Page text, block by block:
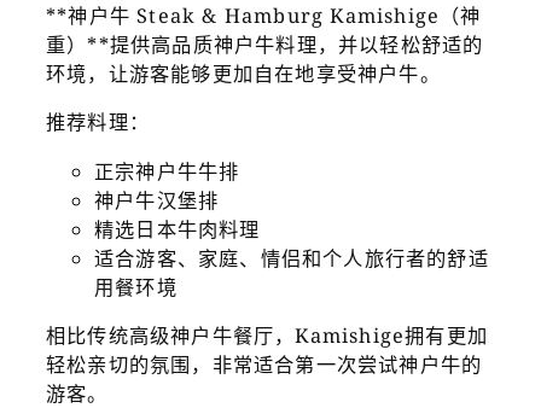
**神户牛 Steak & Hamburg Kamishige（神
重）**提供高品质神户牛料理，并以轻松舒适的
环境，让游客能够更加自在地享受神户牛。
推荐料理：
正宗神户牛牛排
神户牛汉堡排
精选日本牛肉料理
适合游客、家庭、情侣和个人旅行者的舒适
用餐环境
相比传统高级神户牛餐厅，Kamishige拥有更加
轻松亲切的氛围，非常适合第一次尝试神户牛的
游客。